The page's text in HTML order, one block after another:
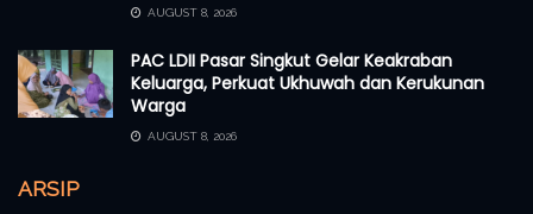
AUGUST 8, 2026
PAC LDII Pasar Singkut Gelar Keakraban
Keluarga, Perkuat Ukhuwah dan Kerukunan
Warga
AUGUST 8, 2026
ARSIP